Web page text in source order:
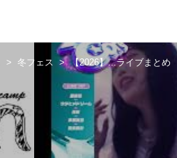
冬フェス 【2026】...ライブまとめ